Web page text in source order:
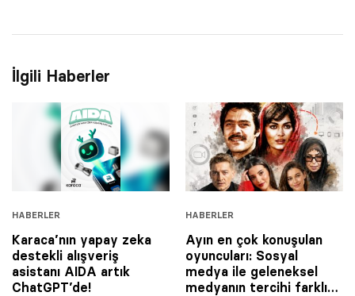
İlgili Haberler
HABERLER
Karaca’nın yapay zeka
destekli alışveriş
asistanı AIDA artık
ChatGPT’de!
HABERLER
Ayın en çok konuşulan
oyuncuları: Sosyal
medya ile geleneksel
medyanın tercihi farklı…